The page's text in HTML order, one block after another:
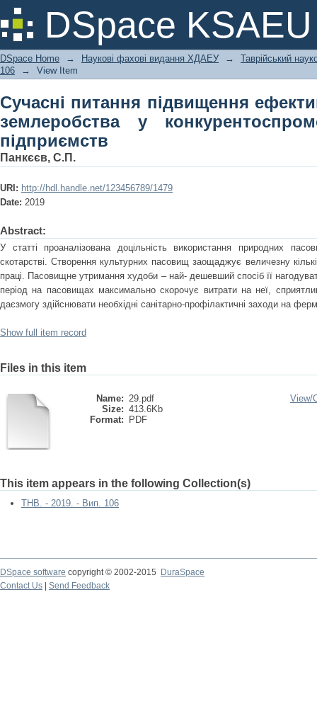
DSpace KSAEU
Сучасні питання підвищення
конкурентоспроможності аграрних
DSpace Home → Наукові фахові видання ХДАЕУ →
Таврійський
106
→ View Item
Сучасні питання підвищення
землеробства у
підприємств
Панкєєв, С.П.
URI: http://hdl.handle.net/123456789/1479
Date: 2019
Abstract:
У статті проаналізована доцільність використання природних
скотарстві. Створення культурних пасовищ заощаджує величезну
праці. Пасовищне утримання худоби – най- дешевший спосіб її
період на пасовищах максимально скорочує витрати на неї,
даєзмогу здійснювати необхідні санітарно-профілактичні заходи на
Show full item record
Files in this item
Name: 29.pdf
Size: 413.6Kb
Format:
PDF
View/
This item appears in the following Collection(s)
ТНВ. - 2019. - Вип. 106
DSpace software copyright © 2002-2015
DuraSpace
Contact Us
Send Feedback